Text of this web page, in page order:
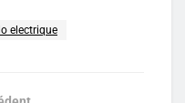
electrique